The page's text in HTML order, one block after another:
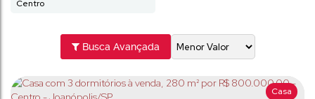
Centro
Busca Avançada
Casa